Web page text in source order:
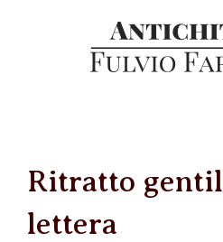
Ritratto
lettera